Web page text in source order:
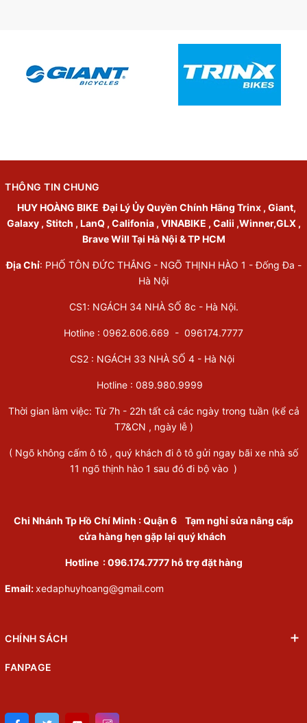
THÔNG TIN CHUNG
HUY HOÀNG BIKE Đại Lý Ủy Quyền Chính Hãng Trinx , Giant,
Galaxy , Stitch , LanQ , Califonia , VINABIKE , Calii ,Winner,GLX ,
Brave Will Tại Hà Nội & TP HCM
Địa Chỉ: PHỐ TÔN ĐỨC THẮNG - NGÕ THỊNH HÀO 1 - Đống Đa -
Hà Nội
CS1: NGÁCH 34 NHÀ SỐ 8c - Hà Nội.
Hotline : 0962.606.669 - 096174.7777
CS2 : NGÁCH 33 NHÀ SỐ 4 - Hà Nội
Hotline : 089.980.9999
Thời gian làm việc: Từ 7h - 22h tất cả các ngày trong tuần (kể cả
T7&CN , ngày lễ )
( Ngõ không cấm ô tô , quý khách đi ô tô gửi ngay bãi xe nhà số
11 ngõ thịnh hào 1 sau đó đi bộ vào )
Chi Nhánh Tp Hồ Chí Minh :Quận 6 Tạm nghỉ sửa nâng cấp
cửa hàng hẹn gặp lại quý khách
Hotline : 096.174.7777 hỗ trợ đặt hàng
Email:xedaphuyhoang@gmail.com
CHÍNH SÁCH
FANPAGE